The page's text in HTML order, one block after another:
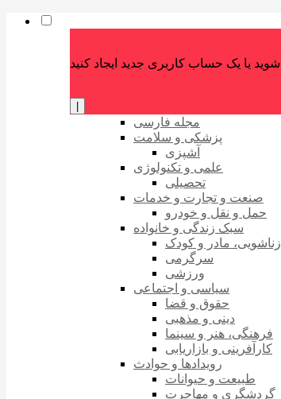
مجله فارسی
پزشکی و سلامت
آشپزی
علمی و تکنولوژی
تحصیلی
صنعت و تجارت و خدمات
حمل و نقل و خودرو
سبک زندگی و خانواده
زناشویی، مادر و کودک
سرگرمی
ورزشی
سیاسی و اجتماعی
حقوق و قضا
دینی و مذهبی
فرهنگی، هنر و سینما
کارآفرینی و بازاریابی
رویدادها و حوادث
طبیعت و حیوانات
گردشگری و مهاجرت